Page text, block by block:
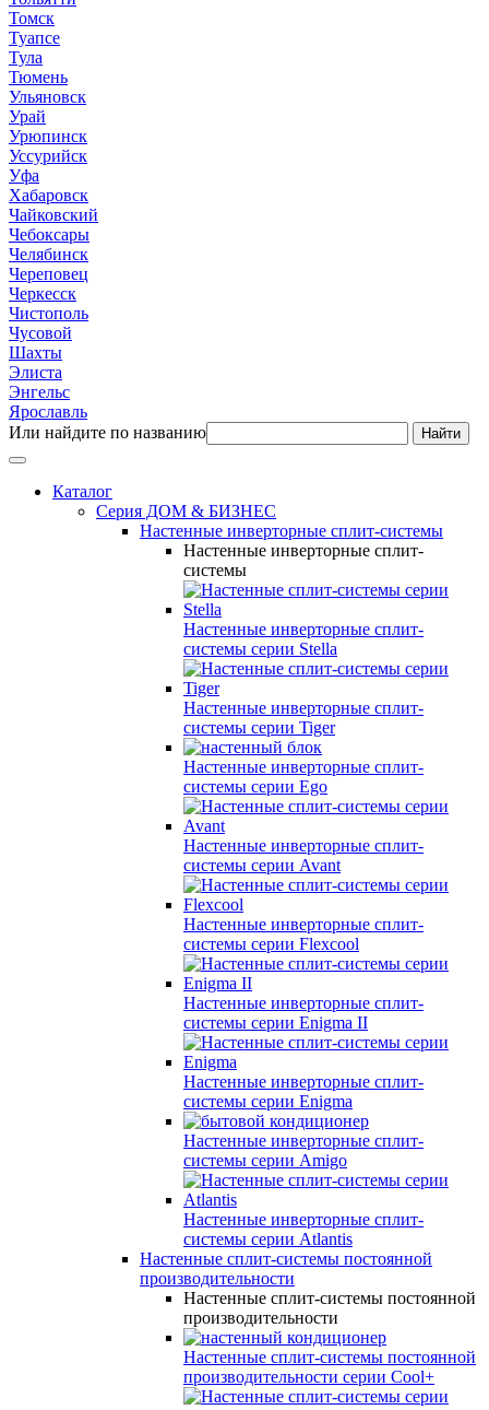
Томск
Туапсе
Тула
Тюмень
Ульяновск
Урай
Урюпинск
Уссурийск
Уфа
Хабаровск
Чайковский
Чебоксары
Челябинск
Череповец
Черкесск
Чистополь
Чусовой
Шахты
Элиста
Энгельс
Ярославль
Или найдите по названию
Каталог
Серия ДОМ & БИЗНЕС
Настенные инверторные сплит-системы
Настенные инверторные сплит-
системы
Настенные инверторные сплит-
системы серии Stella
Настенные инверторные сплит-
системы серии Tiger
Настенные инверторные сплит-
системы серии Ego
Настенные инверторные сплит-
системы серии Avant
Настенные инверторные сплит-
системы серии Flexcool
Настенные инверторные сплит-
системы серии Enigma II
Настенные инверторные сплит-
системы серии Enigma
Настенные инверторные сплит-
системы серии Amigo
Настенные инверторные сплит-
системы серии Atlantis
Настенные сплит-системы постоянной
производительности
Настенные сплит-системы постоянной
производительности
Настенные сплит-системы постоянной
производительности серии Cool+